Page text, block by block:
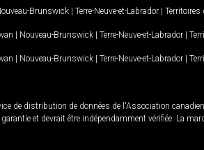
Brunswick | Terre-Neuve-et-Labrador | Territoires
| Nouveau-Brunswick | Terre-Neuve-et-Labrador |
| Nouveau-Brunswick | Terre-Neuve-et-Labrador |
de distribution de données de l'Association
et devrait être indépendamment vérifiée. La